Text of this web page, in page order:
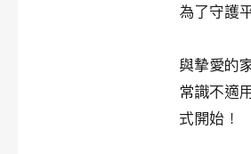
為了守護
與摯愛的
常識不適
式開始！